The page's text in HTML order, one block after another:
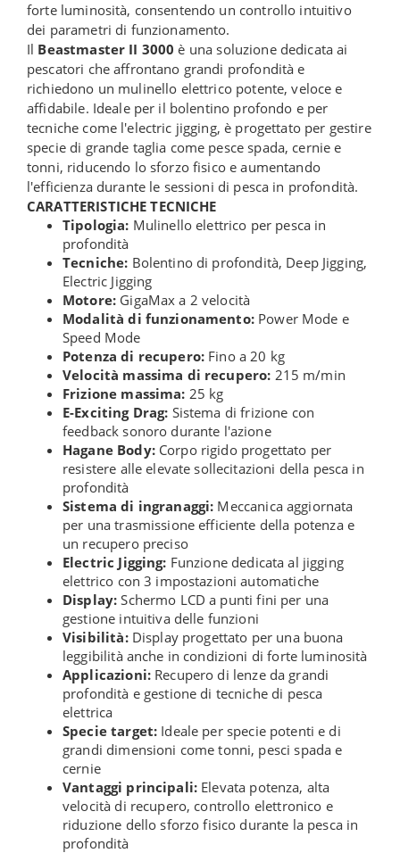
forte luminosità, consentendo un controllo intuitivo
dei parametri di funzionamento.
Il Beastmaster II 3000 è una soluzione dedicata ai
pescatori che affrontano grandi profondità e
richiedono un mulinello elettrico potente, veloce e
affidabile. Ideale per il bolentino profondo e per
tecniche come l'electric jigging, è progettato per gestire
specie di grande taglia come pesce spada, cernie e
tonni, riducendo lo sforzo fisico e aumentando
l'efficienza durante le sessioni di pesca in profondità.
CARATTERISTICHE TECNICHE
Tipologia: Mulinello elettrico per pesca in
profondità
Tecniche: Bolentino di profondità, Deep Jigging,
Electric Jigging
Motore: GigaMax a 2 velocità
Modalità di funzionamento:Power Mode e
Speed Mode
Potenza di recupero: Fino a 20 kg
Velocità massima di recupero: 215 m/min
Frizione massima: 25 kg
E-Exciting Drag: Sistema di frizione con
feedback sonoro durante l'azione
Hagane Body:Corpo rigido progettato per
resistere alle elevate sollecitazioni della pesca in
profondità
Sistema di ingranaggi: Meccanica aggiornata
per una trasmissione efficiente della potenza e
un recupero preciso
Electric Jigging: Funzione dedicata al jigging
elettrico con 3 impostazioni automatiche
Display: Schermo LCD a punti fini per una
gestione intuitiva delle funzioni
Visibilità:Display progettato per una buona
leggibilità anche in condizioni di forte luminosità
Applicazioni:Recupero di lenze da grandi
profondità e gestione di tecniche di pesca
elettrica
Specie target: Ideale per specie potenti e di
grandi dimensioni come tonni, pesci spada e
cernie
Vantaggi principali: Elevata potenza, alta
velocità di recupero, controllo elettronico e
riduzione dello sforzo fisico durante la pesca in
profondità